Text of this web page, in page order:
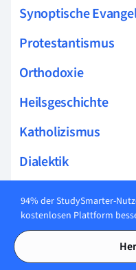
Synoptische
Protestantismus
Orthodoxie
Heilsgeschichte
Katholizismus
Dialektik
Wiederholung
94% der StudySmarter-
kostenlosen Plattform